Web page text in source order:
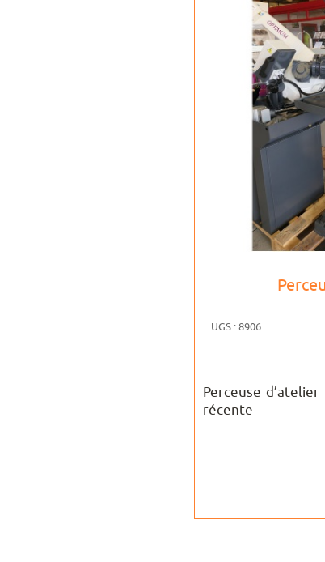
UGS : 8906
Perceuse
récente